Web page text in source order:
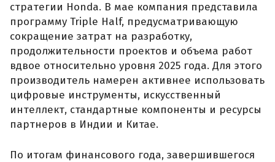
стратегии Honda. В мае компания представила
программу Triple Half, предусматривающую
сокращение затрат на разработку,
продолжительности проектов и объема работ
вдвое относительно уровня 2025 года. Для этого
производитель намерен активнее использовать
цифровые инструменты, искусственный
интеллект, стандартные компоненты и ресурсы
партнеров в Индии и Китае.
По итогам финансового года, завершившегося